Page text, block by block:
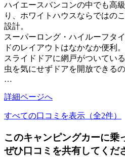
ハイエースバンコンの中でも高
り、ホワイトハウスならではの
設計。
スーパーロング・ハイルーフタ
ドのレイアウトはなかなか便利。
スライドドアに網戸がついてい
虫を気にせずドアを開放できるの
…
詳細ページへ
すべての口コミを表示（全2件）
このキャンピングカーに乗
ぜひ口コミを共有してくだ